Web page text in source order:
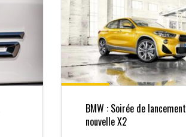
BMW : Soirée de
nouvelle X2